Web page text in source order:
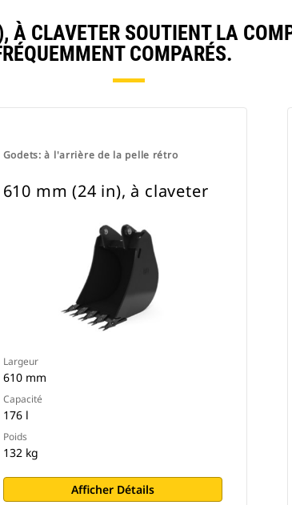
CLAVETER SOUTIENT LA
COMPARÉS.
Godets: à l'arrière de la pelle rétro
610 mm (24 in), à claveter
Largeur
610 mm
Capacité
176 l
Poids
132 kg
Afficher Détails